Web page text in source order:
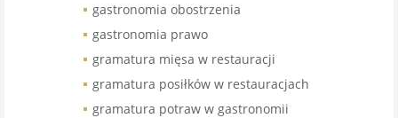
gastronomia obostrzenia
gastronomia prawo
gramatura mięsa w restauracji
gramatura posiłków w restauracjach
gramatura potraw w gastronomii